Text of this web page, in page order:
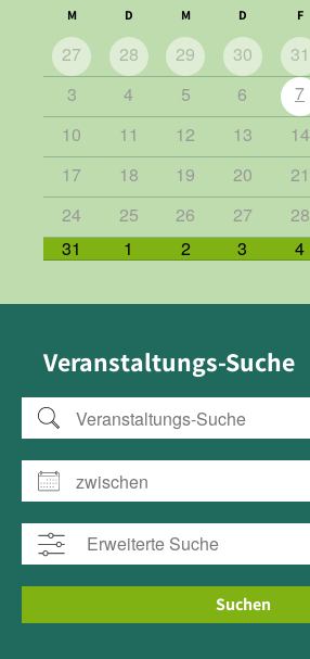
M D M D F
27 28 29 30 31
3
4 5 6 7
10
11 12 13 14
17
18 19 20 21
24
25 26 27 28
31
1 2 3 4
Veranstaltungs-Suche
Veranstaltungs-Suche
zwischen
Suchen